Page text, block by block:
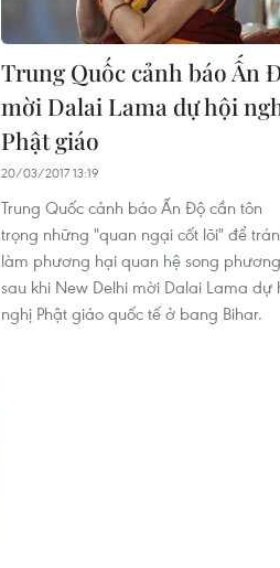
Trung Quốc cảnh báo Ấn
mời Dalai Lama dự hội
Phật giáo
20/03/2017 13:19
Trung Quốc cảnh báo Ấn Độ cần tôn
trọng những "quan ngại cốt lõi" để
làm phương hại quan hệ song phương
sau khi New Delhi mời Dalai Lama dự
nghị Phật giáo quốc tế ở bang Bihar.